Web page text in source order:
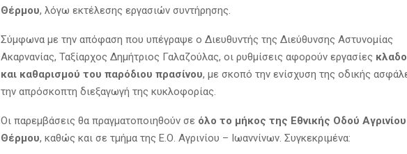
Θέρμου, λόγω εκτέλεσης εργασιών συντήρησης.
Σύμφωνα με την απόφαση που υπέγραψε ο Διευθυντής της Διεύθυνσης Αστυνομίας
Ακαρνανίας, Ταξίαρχος Δημήτριος Γαλαζούλας, οι ρυθμίσεις αφορούν εργασίες
και καθαρισμού του παρόδιου πρασίνου, με σκοπό την ενίσχυση της οδικής
την απρόσκοπτη διεξαγωγή της κυκλοφορίας.
Οι παρεμβάσεις θα πραγματοποιηθούν σε όλο το μήκος της Εθνικής Οδού
Θέρμου, καθώς και σε τμήμα της Ε.Ο. Αγρινίου – Ιωαννίνων. Συγκεκριμένα: